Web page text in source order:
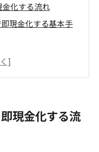
化する流れ
現金化する基本手
売却の事前準備と